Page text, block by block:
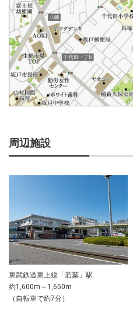
周辺施設
東武鉄道東上線「若葉」駅
約1,600m～1,650m
（自転車で約7分）